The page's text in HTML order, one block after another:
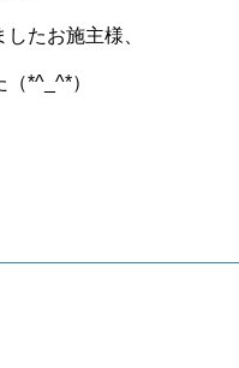
たお施主様、
*^_^*）